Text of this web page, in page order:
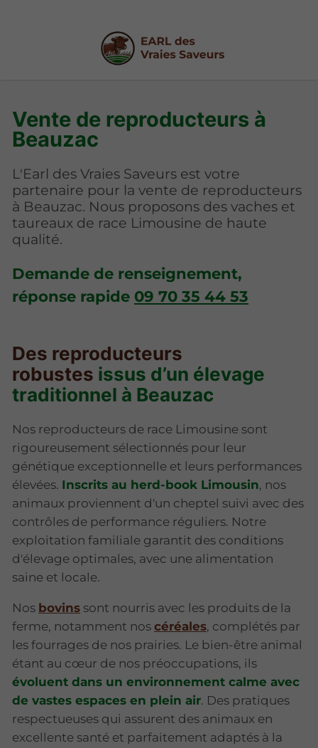
Vente de reproducteurs à
Beauzac
L'Earl des Vraies Saveurs est votre
partenaire pour la vente de reproducteurs
à Beauzac. Nous proposons des vaches et
taureaux de race Limousine de haute
qualité.
Demande de renseignement,
réponse rapide 09 70 35 44 53
Des reproducteurs
robustes issus d’un élevage
traditionnel à Beauzac
Nos reproducteurs de race Limousine sont
rigoureusement sélectionnés pour leur
génétique exceptionnelle et leurs performances
élevées. Inscrits au herd-book Limousin, nos
animaux proviennent d'un cheptel suivi avec des
contrôles de performance réguliers. Notre
exploitation familiale garantit des conditions
d'élevage optimales, avec une alimentation
saine et locale.
Nos bovins sont nourris avec les produits de la
ferme, notamment nos céréales, complétés par
les fourrages de nos prairies. Le bien-être animal
étant au cœur de nos préoccupations, ils
évoluent dans un environnement calme avec
de vastes espaces en plein air. Des pratiques
respectueuses qui assurent des animaux en
excellente santé et parfaitement adaptés à la